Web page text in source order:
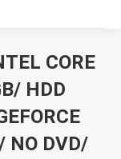
CORE
HDD
NO DVD/